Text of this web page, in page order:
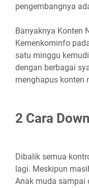
pengembangnya
Banyaknya Konten
Kemenkominfo
satu minggu
dengan berbagai
menghapus konten
2 Cara
Dibalik semua
lagi. Meskipun
Anak muda sampai